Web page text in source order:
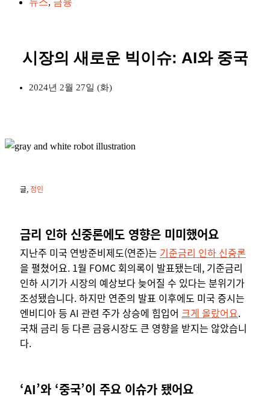
시장의 새로운 빅이슈: AI와 중국
2024년 2월 27일 (화)
글, 정인
금리 인하 신중론에도 영향은 미미했어요
지난주 미국 연방준비제도(연준)는 기준금리 인하 신중론
을 펼쳤어요. 1월 FOMC 회의록이 발표됐는데, 기준금리
인하 시기가 시장의 예상보다 늦어질 수 있다는 분위기가
조성됐습니다. 하지만 연준의 발표 이후에도 미국 증시는
엔비디아 등 AI 관련 주가 상승에 힘입어 크게 올랐어요.
국채 금리 등 다른 금융시장도 큰 영향을 받지는 않았습니
다.
‘AI’와 ‘중국’이 주요 이슈가 됐어요